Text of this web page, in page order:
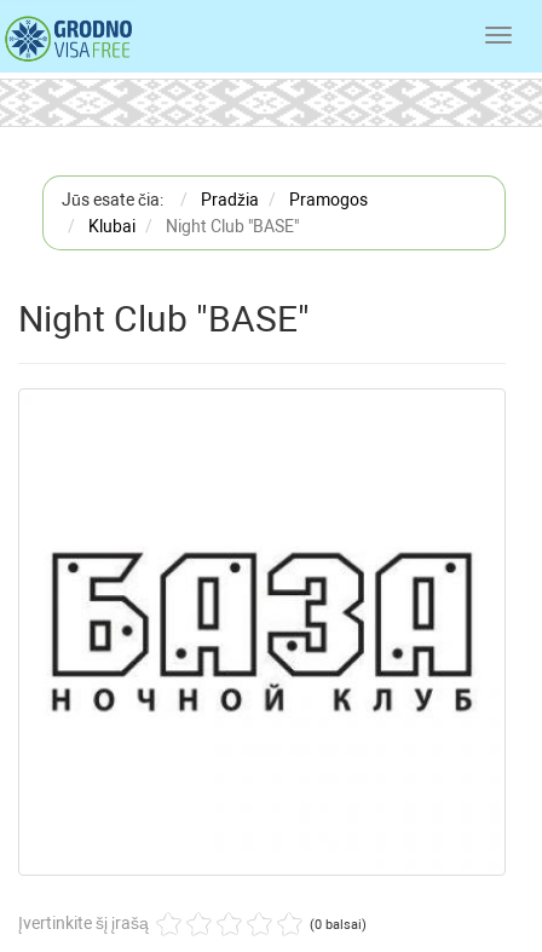
Jūs esate čia: Pradžia
Pramogos
Klubai
Night Club "BASE"
Night Club "BASE"
Įvertinkite šį įrašą (0 balsai)